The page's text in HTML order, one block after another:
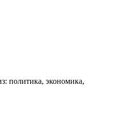
политика, экономика,